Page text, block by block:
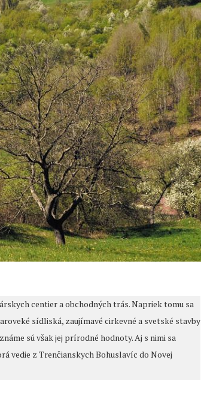
centier a obchodných trás. Napriek tomu sa
sídliská, zaujímavé cirkevné a svetské stavby
sú však jej prírodné hodnoty. Aj s nimi sa
vedie z Trenčianskych Bohuslavíc do Novej